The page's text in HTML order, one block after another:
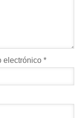
electrónico*